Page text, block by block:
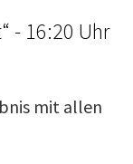
- 16:20 Uhr
mit allen